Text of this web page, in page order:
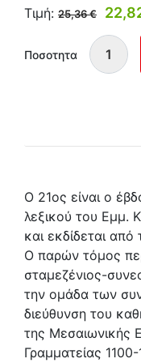
Τιμή: 25,36 €
Ποσοτητα
Ο 21ος είναι ο
λεξικού του Εμμ.
και εκδίδεται
Ο παρών τόμος
σταμεζένιος-
την ομάδα των
διεύθυνση του
της Μεσαιωνικής
Γραμματείας